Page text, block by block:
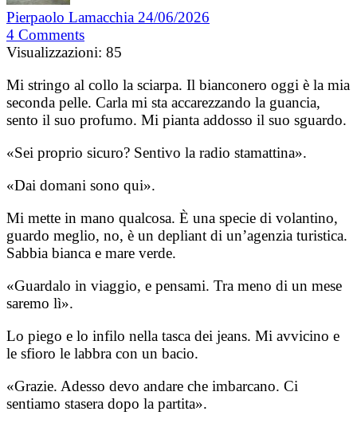
Pierpaolo Lamacchia 24/06/2026
4 Comments
Visualizzazioni: 85
Mi stringo al collo la sciarpa. Il bianconero oggi è la mia
seconda pelle. Carla mi sta accarezzando la guancia,
sento il suo profumo. Mi pianta addosso il suo sguardo.
«Sei proprio sicuro? Sentivo la radio stamattina».
«Dai domani sono qui».
Mi mette in mano qualcosa. È una specie di volantino,
guardo meglio, no, è un depliant di un’agenzia turistica.
Sabbia bianca e mare verde.
«Guardalo in viaggio, e pensami. Tra meno di un mese
saremo lì».
Lo piego e lo infilo nella tasca dei jeans. Mi avvicino e
le sfioro le labbra con un bacio.
«Grazie. Adesso devo andare che imbarcano. Ci
sentiamo stasera dopo la partita».